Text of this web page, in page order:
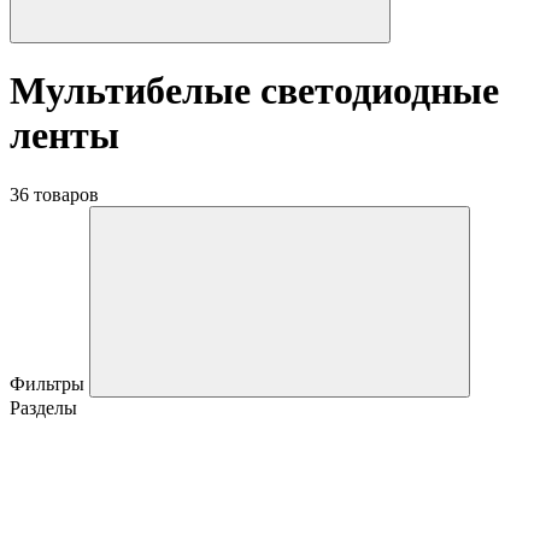
Мультибелые светодиодные
ленты
36 товаров
Фильтры
Разделы